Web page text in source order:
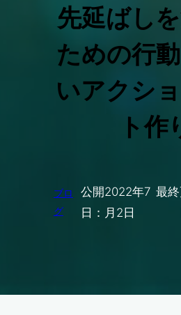
先延ばし
ための行
いアクシ
ト作
ブロ
グ
公開
日：
2022年7
月2日
最